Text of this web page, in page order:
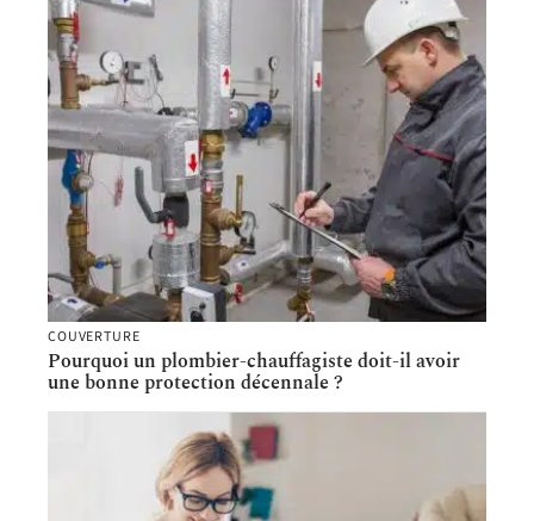
COUVERTURE
Pourquoi un plombier-chauffagiste doit-il avoir
une bonne protection décennale ?